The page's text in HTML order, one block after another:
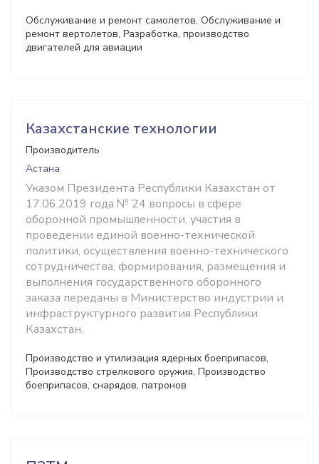
Обслуживание и ремонт самолетов, Обслуживание и
ремонт вертолетов, Разработка, производство
двигателей для авиации
Казахстанские технологии
Производитель
Астана
Указом Президента Республики Казахстан от
17.06.2019 года № 24 вопросы в сфере
оборонной промышленности, участия в
проведении единой военно-технической
политики, осуществления военно-технического
сотрудничества, формирования, размещения и
выполнения государственного оборонного
заказа переданы в Министерство индустрии и
инфраструктурного развития Республики
Казахстан.
Производство и утилизация ядерных боеприпасов,
Производство стрелкового оружия, Производство
боеприпасов, снарядов, патронов